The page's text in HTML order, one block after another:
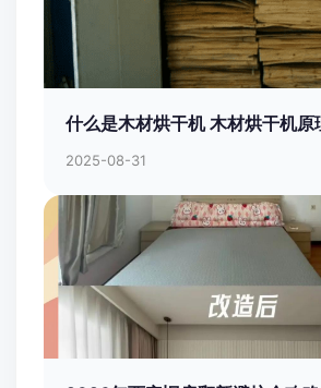
什么是木材烘干机 木材烘干机
2025-08-31